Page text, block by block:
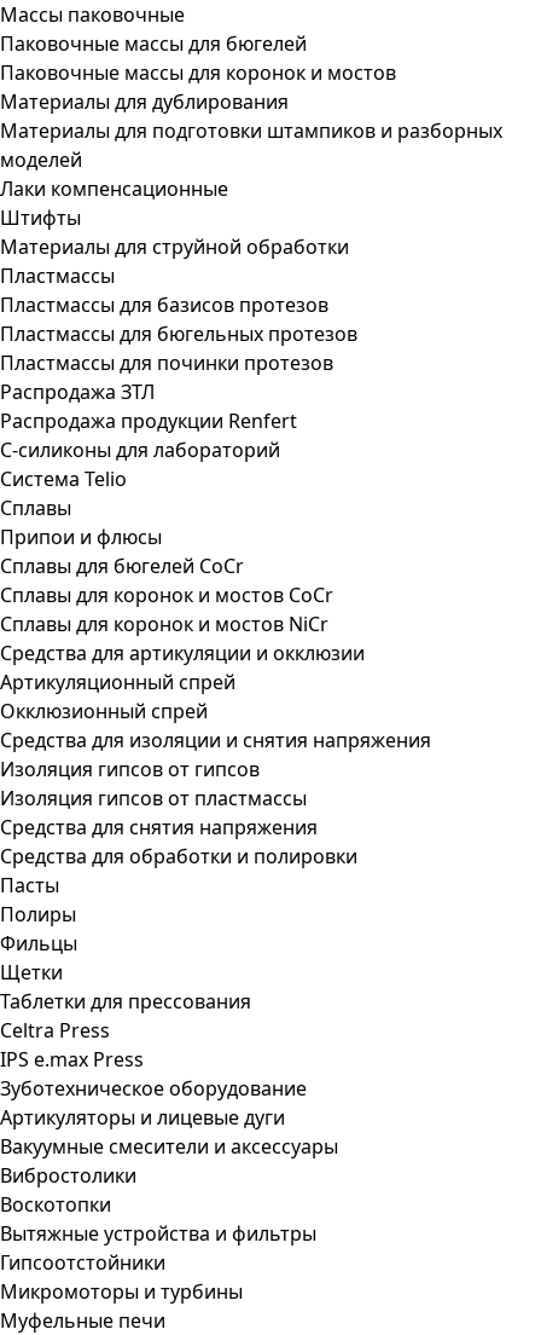
Массы паковочные
Паковочные массы для бюгелей
Паковочные массы для коронок и мостов
Материалы для дублирования
Материалы для подготовки штампиков и разборных
моделей
Лаки компенсационные
Штифты
Материалы для струйной обработки
Пластмассы
Пластмассы для базисов протезов
Пластмассы для бюгельных протезов
Пластмассы для починки протезов
Распродажа ЗТЛ
Распродажа продукции Renfert
С-силиконы для лабораторий
Система Telio
Сплавы
Припои и флюсы
Сплавы для бюгелей CoCr
Сплавы для коронок и мостов CoCr
Сплавы для коронок и мостов NiCr
Средства для артикуляции и окклюзии
Артикуляционный спрей
Окклюзионный спрей
Средства для изоляции и снятия напряжения
Изоляция гипсов от гипсов
Изоляция гипсов от пластмассы
Средства для снятия напряжения
Средства для обработки и полировки
Пасты
Полиры
Фильцы
Щетки
Таблетки для прессования
Celtra Press
IPS e.max Press
Зуботехническое оборудование
Артикуляторы и лицевые дуги
Вакуумные смесители и аксессуары
Вибростолики
Воскотопки
Вытяжные устройства и фильтры
Гипсоотстойники
Микромоторы и турбины
Муфельные печи